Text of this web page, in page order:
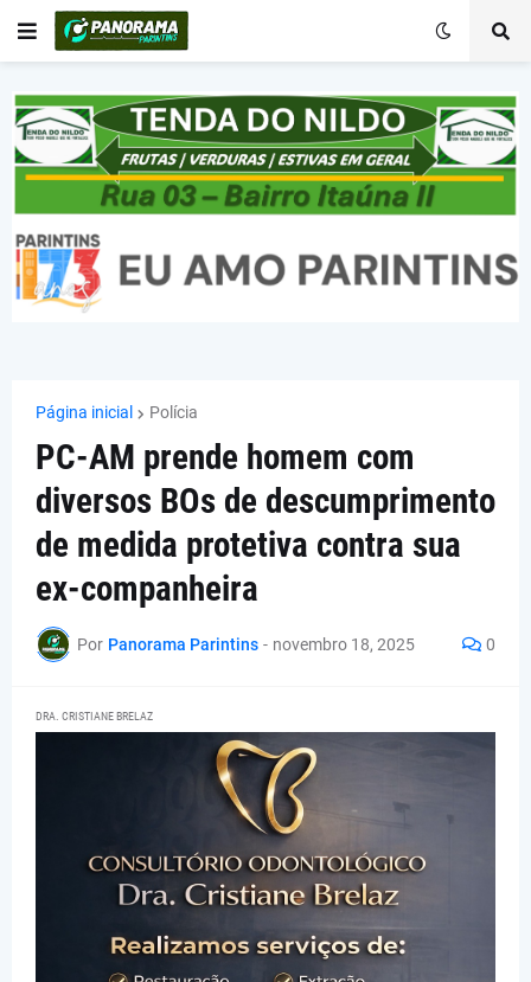
Página inicial Polícia
PC-AM prende homem com
diversos BOs de descumprimento
de medida protetiva contra sua
ex-companheira
Por Panorama Parintins - novembro 18, 2025 0
DRA. CRISTIANE BRELAZ